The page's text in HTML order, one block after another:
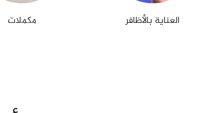
العناية بالأظافر مكملات